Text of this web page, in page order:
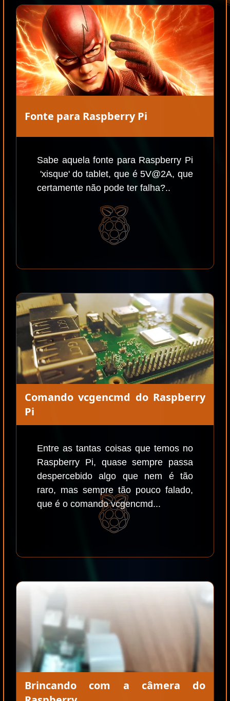
Fonte para Raspberry Pi
Sabe aquela fonte para Raspberry Pi
'xisque' do tablet, que é 5V@2A, que
certamente não pode ter falha?..
Comando vcgencmd do Raspberry
Pi
Entre as tantas coisas que temos no
Raspberry Pi, quase sempre passa
despercebido algo que nem é tão
raro, mas sempre tão pouco falado,
que é o comando vcgencmd...
Brincando com a câmera do